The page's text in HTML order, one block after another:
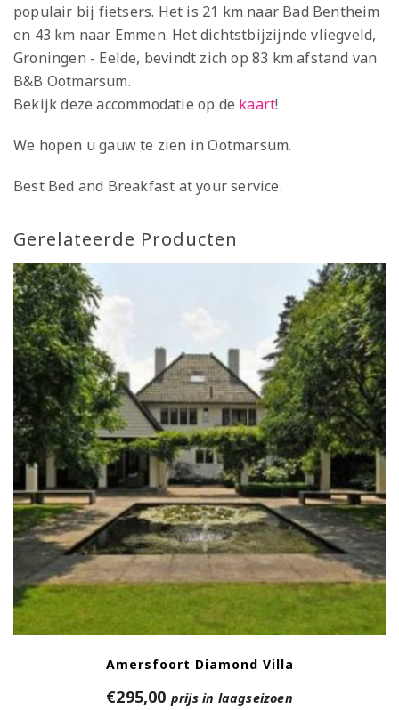
populair bij fietsers. Het is 21 km naar Bad Bentheim
en 43 km naar Emmen. Het dichtstbijzijnde vliegveld,
Groningen - Eelde, bevindt zich op 83 km afstand van
B&B Ootmarsum.
Bekijk deze accommodatie op de kaart!
We hopen u gauw te zien in Ootmarsum.
Best Bed and Breakfast at your service.
Gerelateerde Producten
Amersfoort Diamond Villa
€295,00 prijs in laagseizoen